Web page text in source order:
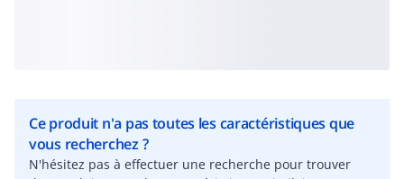
Ce produit n'a pas toutes les caractéristiques que
vous recherchez ?
N'hésitez pas à effectuer une recherche pour trouver